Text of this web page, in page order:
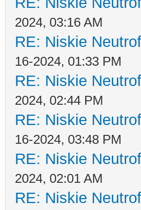
2024, 03:16 AM
RE: Niskie
16-2024, 01:33 PM
RE: Niskie
2024, 02:44 PM
RE: Niskie
16-2024, 03:48 PM
RE: Niskie
2024, 02:01 AM
RE: Niskie